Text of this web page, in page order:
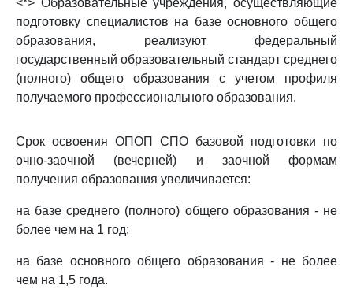
<*> Образовательные учреждения, осуществляющие
подготовку специалистов на базе основного общего
образования, реализуют федеральный
государственный образовательный стандарт среднего
(полного) общего образования с учетом профиля
получаемого профессионального образования.
Срок освоения ОПОП СПО базовой подготовки по
очно-заочной (вечерней) и заочной формам
получения образования увеличивается:
на базе среднего (полного) общего образования - не
более чем на 1 год;
на базе основного общего образования - не более
чем на 1,5 года.